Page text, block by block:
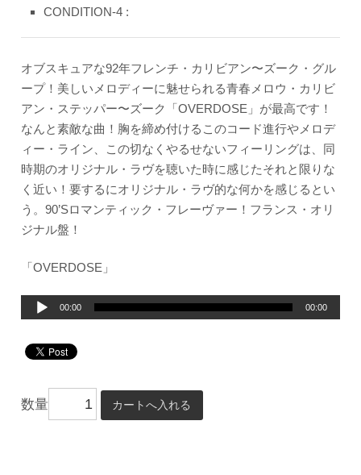
CONDITION-4 :
オブスキュアな92年フレンチ・カリビアン〜ズーク・グル
ープ！美しいメロディーに魅せられる青春メロウ・カリビ
アン・ステッパー〜ズーク「OVERDOSE」が最高です！
なんと素敵な曲！胸を締め付けるこのコード進行やメロデ
ィー・ライン、この切なくやるせないフィーリングは、同
時期のオリジナル・ラヴを聴いた時に感じたそれと限りな
く近い！要するにオリジナル・ラヴ的な何かを感じるとい
う。90’Sロマンティック・フレーヴァー！フランス・オリ
ジナル盤！
「OVERDOSE」
プ
ヤ
00:00 00:00
数量